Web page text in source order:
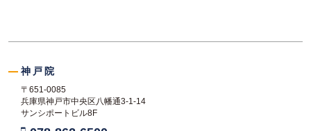
神戸院
〒651-0085
兵庫県神戸市中央区八幡通3-1-14
サンシポートビル8F